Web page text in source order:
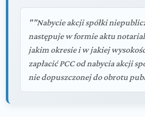
""Nabycie akcji spółki
następuje w formie aktu
jakim okresie i w jakiej
zapłacić PCC od nabycia akcji
nie dopuszczonej do obrotu